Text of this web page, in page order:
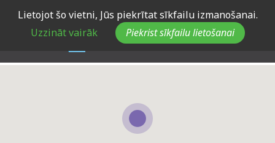
Lietojot šo vietni, Jūs piekrītat sīkfailu izmanošanai.
Uzzināt vairāk
Piekrist sīkfailu lietošanai